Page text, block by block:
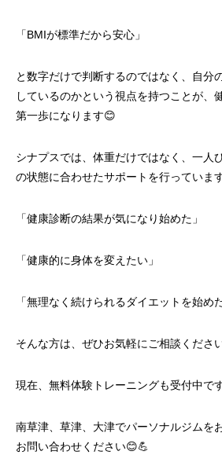
「BMIが標準だから安心」
と数字だけで判断するのではなく、自分
しているのかという視点を持つことが、
第一歩になります😊
シナプスでは、体重だけではなく、一人
の状態に合わせたサポートを行っています
「健康診断の結果が気になり始めた」
「健康的に身体を変えたい」
「無理なく続けられるダイエットを始め
そんな方は、ぜひお気軽にご相談くださ
現在、無料体験トレーニングも受付中で
南草津、草津、大津でパーソナルジムを
お問い合わせください😊💪